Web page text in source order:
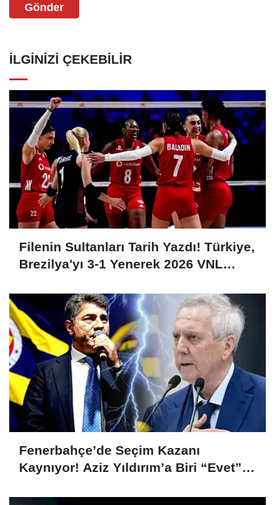
Gönder
İLGINIZI ÇEKEBILIR
Filenin Sultanları Tarih Yazdı! Türkiye,
Brezilya'yı 3-1 Yenerek 2026 VNL
Fenerbahçe’de Seçim Kazanı
Kaynıyor! Aziz Yıldırım’a Biri “Evet”